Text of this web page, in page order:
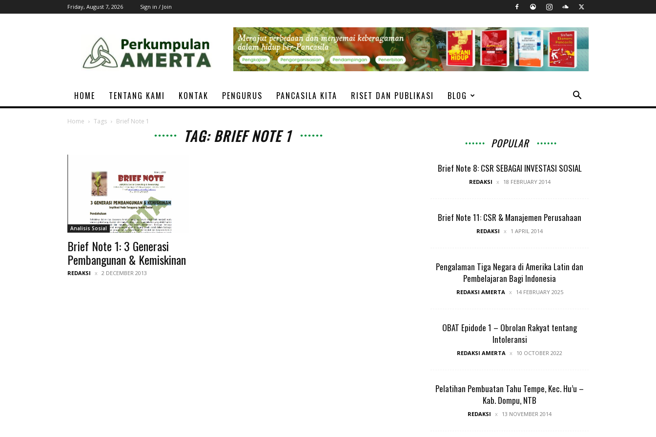
Friday, August 7, 2026 Sign in / Join
Associations
HOME TENTANG KAMI KONTAK PENGURUS PANCASILA KITA RISET DAN PUBLIKASI BLOG
Home Tags Brief Note 1
TAG: BRIEF NOTE 1
Analisis Sosial
Brief Note 1: 3 Generasi
Pembangunan & Kemiskinan
REDAKSI 2 DECEMBER 2013
POPULAR
Brief Note 8: CSR SEBAGAI INVESTASI SOSIAL
REDAKSI 18 FEBRUARY 2014
Brief Note 11: CSR & Manajemen Perusahaan
REDAKSI 1 APRIL 2014
Pengalaman Tiga Negara di Amerika Latin dan
Pembelajaran Bagi Indonesia
REDAKSI AMERTA 14 FEBRUARY 2025
OBAT Epidode 1 – Obrolan Rakyat tentang
Intoleransi
REDAKSI AMERTA 10 OCTOBER 2022
Pelatihan Pembuatan Tahu Tempe, Kec. Hu’u –
Kab. Dompu, NTB
REDAKSI 13 NOVEMBER 2014